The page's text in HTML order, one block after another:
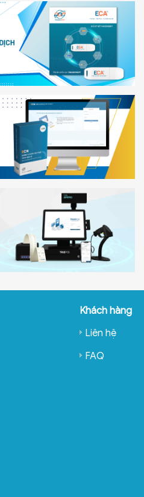
Khách hàng
Liên hệ
FAQ